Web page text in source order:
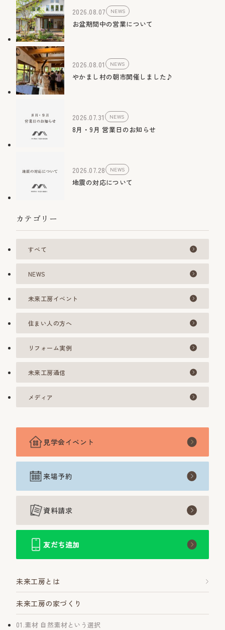
2026.08.07 NEWS
お盆期間中の営業について
2026.08.01 NEWS
やかまし村の朝市開催しました♪
2026.07.31 NEWS
8月・9月 営業日のお知らせ
2026.07.28 NEWS
地震の対応について
カテゴリー
すべて
NEWS
未来工房イベント
住まい人の方へ
リフォーム実例
未来工房通信
メディア
見学会イベント
来場予約
資料請求
友だち追加
未来工房とは
未来工房の家づくり
01.素材 自然素材という選択